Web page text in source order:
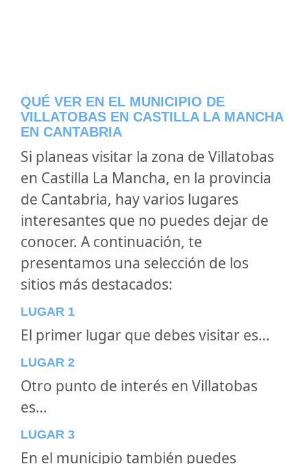
QUÉ VER EN EL MUNICIPIO DE
VILLATOBAS EN CASTILLA LA MANCHA
EN CANTABRIA
Si planeas visitar la zona de Villatobas
en Castilla La Mancha, en la provincia
de Cantabria, hay varios lugares
interesantes que no puedes dejar de
conocer. A continuación, te
presentamos una selección de los
sitios más destacados:
LUGAR 1
El primer lugar que debes visitar es…
LUGAR 2
Otro punto de interés en Villatobas
es…
LUGAR 3
En el municipio también puedes